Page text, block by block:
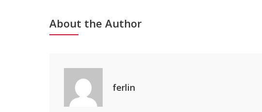
About the Author
ferlin